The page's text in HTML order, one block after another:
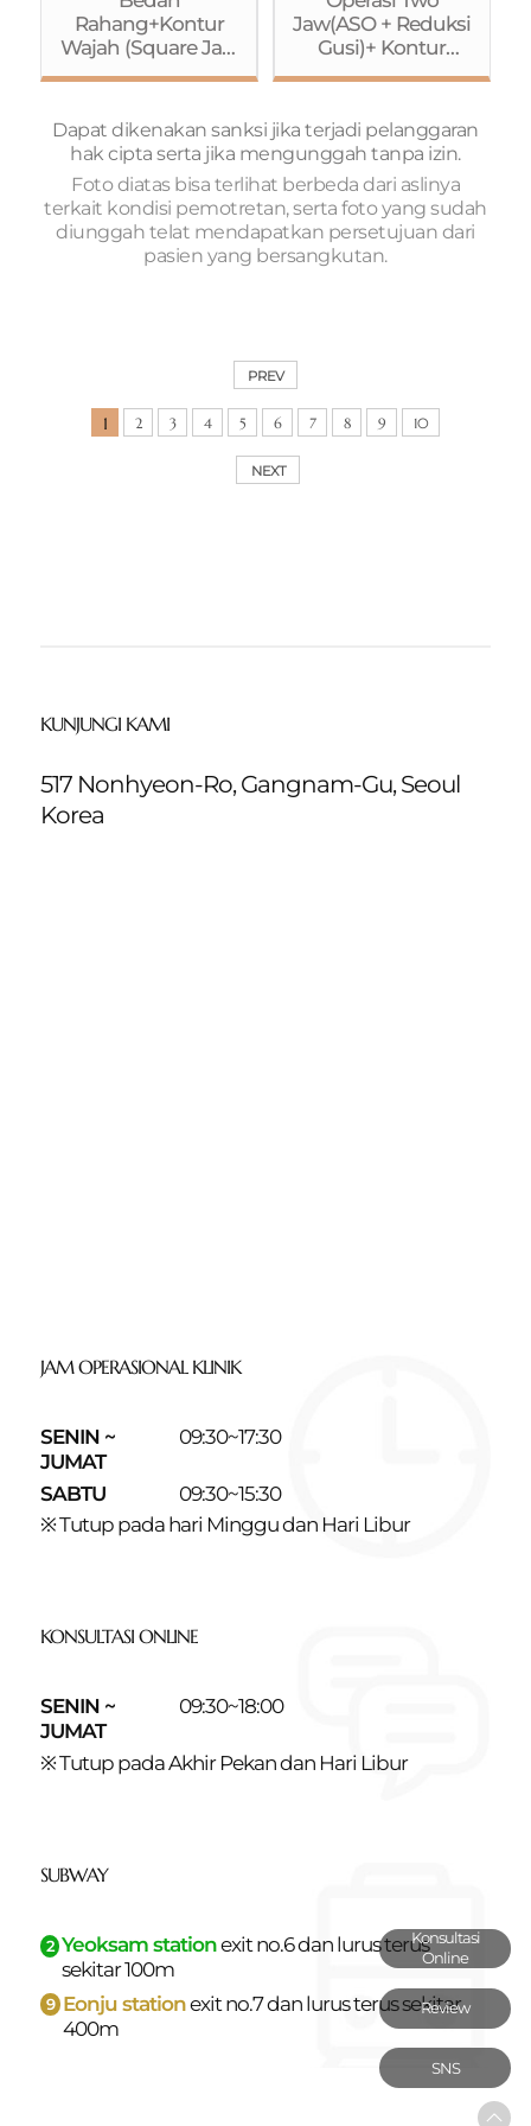
Ptosis dengan
Metode
Jahitan)+Rhinoplas
ty (Osteotomy)
Rahang+Kontur
Wajah (Square Jaw
Reduction
Rahang
Kotak)+Pengecilan
Tulang
Pipi+Genioplasty)+
Operasi Mata
(Koreksi Ptosis
dengan Metode
Jaw(ASO + Reduksi
Gusi)+ Kontur
Wajah(Reduksi
Pipi+Rahang
Kotak+Genioplasty)
+ Buccal Fat
Removal+Operasi
Mata (Metode
Jahitan+Koreksi
Ptosis)+Rhinoplast
Dapat dikenakan sanksi jika terjadi pelanggaran
hak cipta serta jika mengunggah tanpa izin.
Foto diatas bisa terlihat berbeda dari aslinya
terkait kondisi pemotretan, serta foto yang sudah
diunggah telat mendapatkan persetujuan dari
pasien yang bersangkutan.
PREV
1 2 3 4 5 6 7 8 9 10
NEXT
KUNJUNGI KAMI
517 Nonhyeon-Ro, Gangnam-Gu, Seoul
Korea
JAM OPERASIONAL KLINIK
SENIN ~
JUMAT
09:30~17:30
SABTU
09:30~15:30
※ Tutup pada hari Minggu dan Hari Libur
KONSULTASI ONLINE
SENIN ~
JUMAT
09:30~18:00
※ Tutup pada Akhir Pekan dan Hari Libur
SUBWAY
2 Yeoksam stationexit no.6 dan lurus terus
sekitar 100m
9 Eonju stationexit no.7 dan lurus terus sekitar
400m
Konsultasi
Online
Review
SNS